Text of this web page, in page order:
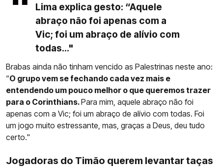
Lima explica gesto: “Aquele
abraço não foi apenas com a
Vic; foi um abraço de alívio com
todas..."
Brabas ainda não tinham vencido as Palestrinas neste ano:
“O grupo vem se fechando cada vez mais e
entendendo um pouco melhor o que queremos trazer
para o Corinthians.Para mim, aquele abraço não foi
apenas com a Vic; foi um abraço de alívio com todas. Foi
um jogo muito estressante, mas, graças a Deus, deu tudo
certo."
Jogadoras do Timão querem levantar taças